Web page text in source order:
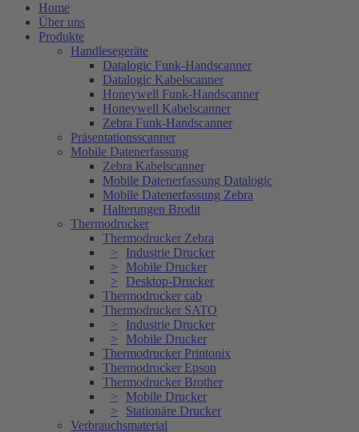
Home
Über uns
Produkte
Handlesegeräte
Datalogic Funk-Handscanner
Datalogic Kabelscanner
Honeywell Funk-Handscanner
Honeywell Kabelscanner
Zebra Funk-Handscanner
Präsentationsscanner
Mobile Datenerfassung
Zebra Kabelscanner
Mobile Datenerfassung Datalogic
Mobile Datenerfassung Zebra
Halterungen Brodit
Thermodrucker
Thermodrucker Zebra
Industrie Drucker
Mobile Drucker
Desktop-Drucker
Thermodrucker cab
Thermodrucker SATO
Industrie Drucker
Mobile Drucker
Thermodrucker Printonix
Thermodrucker Epson
Thermodrucker Brother
Mobile Drucker
Stationäre Drucker
Verbrauchsmaterial